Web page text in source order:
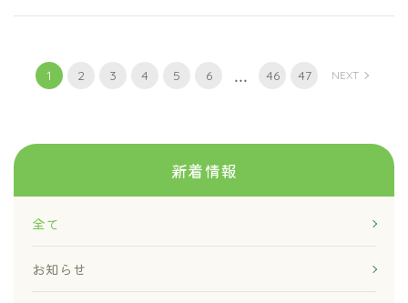
1 2 3 4 5 6 ... 46 47 NEXT
新着情報
全て
お知らせ